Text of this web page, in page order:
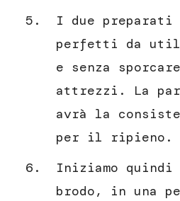
I due preparati
perfetti da
e senza
attrezzi. La
avrà la
per il ripieno.
Iniziamo
brodo, in una